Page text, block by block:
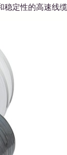
定性的高速线